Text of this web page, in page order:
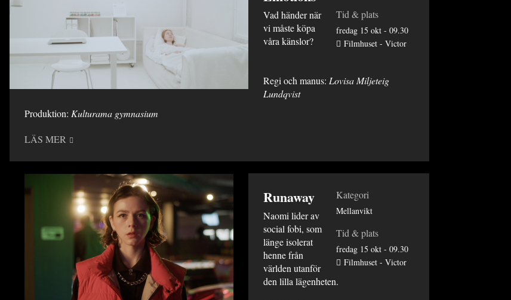
Tid & plats
fredag 15 okt - 09.30
Filmhuset - Victor
Vad händer när
vi måste köpa
våra känslor?
Regi och manus: Lovisa Miljeteig
Lundqvist
Produktion: Kulturama gymnasium
LÄS MER
Kategori
Mellanvikt
Tid & plats
fredag 15 okt - 09.30
Filmhuset - Victor
Runaway
Naomi lider av
social fobi, som
länge isolerat
henne från
världen utanför
den lilla lägenheten.